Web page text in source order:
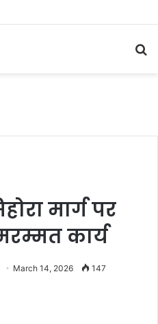
जिम्मेदार बेखबर
मार्ग पर
कार्य
March 14, 2026 147